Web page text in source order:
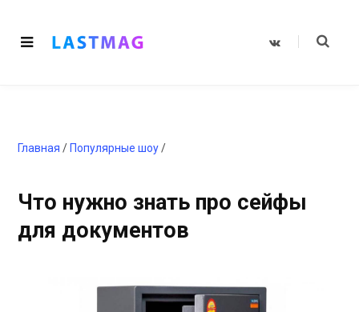
V
Главная / Популярные шоу/
Что нужно знать про сейфы
для документов